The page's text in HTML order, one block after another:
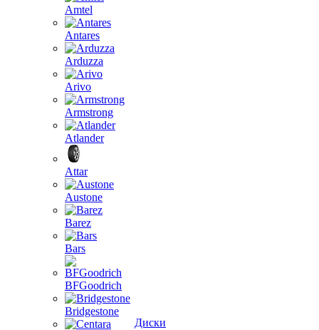
Amtel
Antares
Arduzza
Arivo
Armstrong
Atlander
Attar
Austone
Barez
Bars
BFGoodrich
Bridgestone
Диски